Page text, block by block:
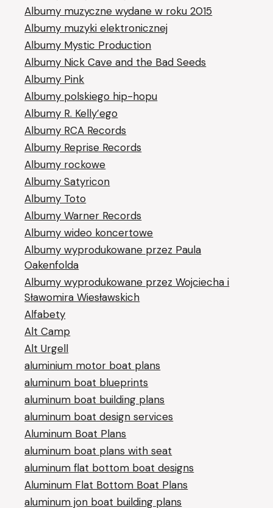
Albumy muzyczne wydane w roku 2015
Albumy muzyki elektronicznej
Albumy Mystic Production
Albumy Nick Cave and the Bad Seeds
Albumy Pink
Albumy polskiego hip-hopu
Albumy R. Kelly’ego
Albumy RCA Records
Albumy Reprise Records
Albumy rockowe
Albumy Satyricon
Albumy Toto
Albumy Warner Records
Albumy wideo koncertowe
Albumy wyprodukowane przez Paula
Oakenfolda
Albumy wyprodukowane przez Wojciecha i
Sławomira Wiesławskich
Alfabety
Alt Camp
Alt Urgell
aluminium motor boat plans
aluminum boat blueprints
aluminum boat building plans
aluminum boat design services
Aluminum Boat Plans
aluminum boat plans with seat
aluminum flat bottom boat designs
Aluminum Flat Bottom Boat Plans
aluminum jon boat building plans